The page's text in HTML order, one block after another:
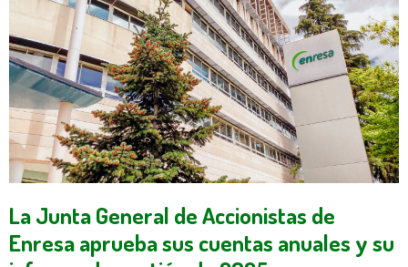
La Junta General de Accionistas de
Enresa aprueba sus cuentas anuales y su